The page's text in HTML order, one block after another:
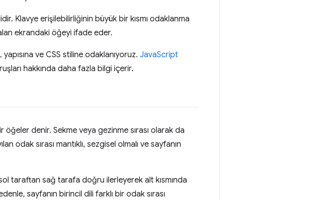
Klavye erişilebilirliğinin büyük bir kısmı odaklanma
ekrandaki öğeyi ifade eder.
ve CSS stiline odaklanıyoruz. JavaScript
hakkında daha fazla bilgi içerir.
öğeler denir. Sekme veya gezinme sırası olarak da
odak sırası mantıklı, sezgisel olmalı ve sayfanın
taraftan sağ tarafa doğru ilerleyerek alt kısmında
sayfanın birincil dili farklı bir odak sırası